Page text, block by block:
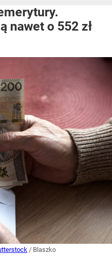
nawet o 552 zł
/ Blaszko